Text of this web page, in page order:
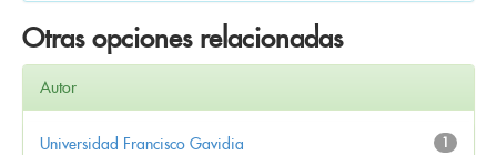
Otras opciones relacionadas
Autor
1
Universidad Francisco Gavidia